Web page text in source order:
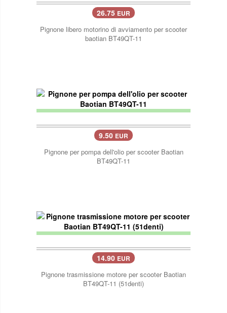
26.75 EUR
Pignone libero motorino di avviamento per scooter
baotian BT49QT-11
9.50 EUR
Pignone per pompa dell'olio per scooter Baotian
BT49QT-11
14.90 EUR
Pignone trasmissione motore per scooter Baotian
BT49QT-11 (51denti)